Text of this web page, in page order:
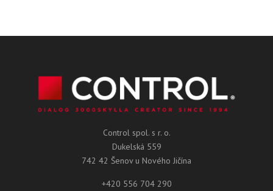
Control spol. s r. o.
Dukelská 559
742 42 Šenov u Nového Jičína
+420 556 704 290